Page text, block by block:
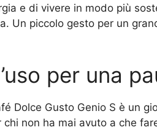
e di vivere in modo più
Un piccolo gesto per un
per una
Dolce Gusto Genio S è un
chi non ha mai avuto a che